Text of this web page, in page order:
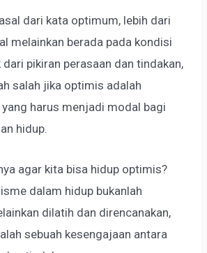
dari kata optimum, lebih dari
melainkan berada pada kondisi
pikiran perasaan dan tindakan,
salah jika optimis adalah
harus menjadi modal bagi
hidup.
agar kita bisa hidup optimis?
dalam hidup bukanlah
dilatih dan direncanakan,
sebuah kesengajaan antara